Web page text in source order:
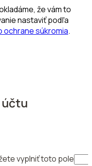
že vám to
nastaviť podľa
ochrane súkromia.
účtu
vyplniť toto pole